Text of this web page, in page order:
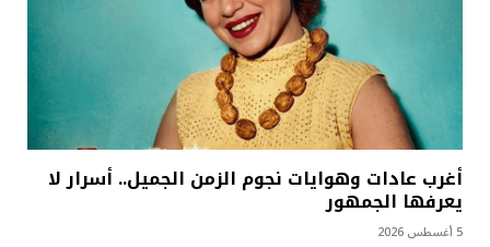
أغرب عادات وهوايات نجوم الزمن الجميل.. أسرار لا
يعرفها الجمهور
5 أغسطس 2026